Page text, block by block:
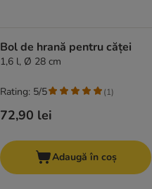
Bol de hrană pentru căței
1,6 l, Ø 28 cm
72,90 lei
Rating: 5/5 (1)
Adaugă în coș